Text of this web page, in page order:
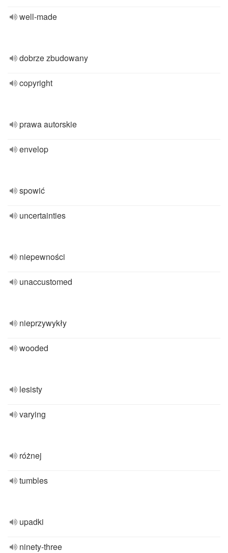
well-made
dobrze zbudowany
copyright
prawa autorskie
envelop
spowić
uncertainties
niepewności
unaccustomed
nieprzywykły
wooded
lesisty
varying
różnej
tumbles
upadki
ninety-three